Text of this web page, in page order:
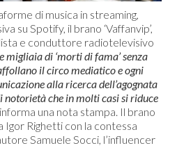
di musica in streaming,
su Spotify, il brano ‘Vaffanvip’,
e conduttore radiotelevisivo
migliaia di ‘morti di fama’ senza
il circo mediatico e ogni
alla ricerca dell’agognata
notorietà che in molti casi si riduce
informa una nota stampa. Il brano
Righetti con la contessa
Samuele Socci, l’influencer